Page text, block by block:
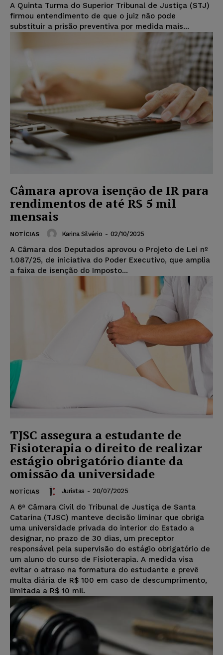
A Quinta Turma do Superior Tribunal de Justiça (STJ)
firmou entendimento de que o juiz não pode
substituir a prisão preventiva por medida mais...
Câmara aprova isenção de IR para
rendimentos de até R$ 5 mil
mensais
NOTÍCIAS Karina Silvério - 02/10/2025
A Câmara dos Deputados aprovou o Projeto de Lei nº
1.087/25, de iniciativa do Poder Executivo, que amplia
a faixa de isenção do Imposto...
TJSC assegura a estudante de
Fisioterapia o direito de realizar
estágio obrigatório diante da
omissão da universidade
NOTÍCIAS Juristas - 20/07/2025
A 6ª Câmara Civil do Tribunal de Justiça de Santa
Catarina (TJSC) manteve decisão liminar que obriga
uma universidade privada do interior do Estado a
designar, no prazo de 30 dias, um preceptor
responsável pela supervisão do estágio obrigatório de
um aluno do curso de Fisioterapia. A medida visa
evitar o atraso na formatura do estudante e prevê
multa diária de R$ 100 em caso de descumprimento,
limitada a R$ 10 mil.